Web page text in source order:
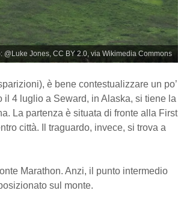
@Luke Jones, CC BY 2.0, via Wikimedia Commons
è bene contestualizzare un po’
4 luglio a Seward, in Alaska, si tiene la
La partenza è situata di fronte alla First
città. Il traguardo, invece, si trova a
Marathon. Anzi, il punto intermedio
sul monte.